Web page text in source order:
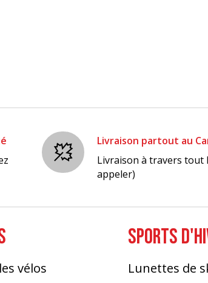
Livraison partout au
Livraison à travers tout
appeler)
vélos
SPORTS
Lunettes de